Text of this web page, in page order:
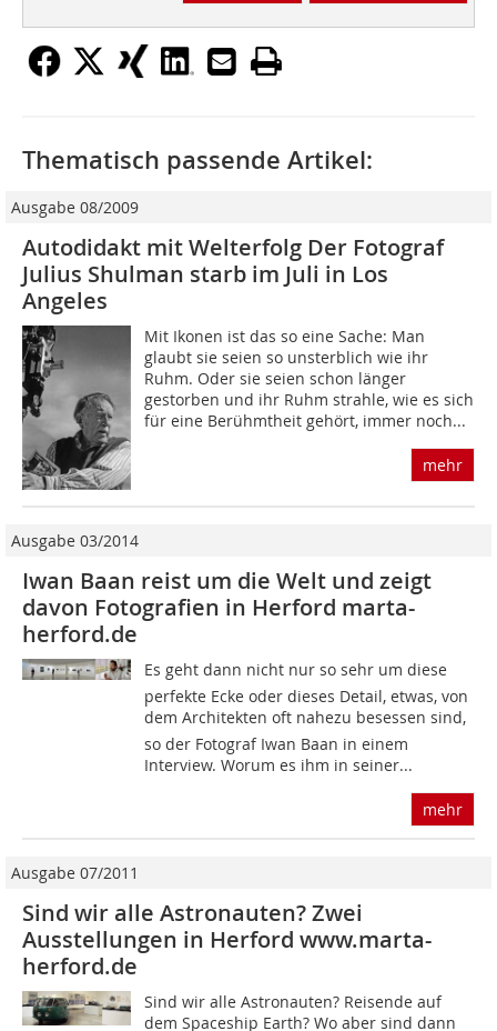
Thematisch passende Artikel:
Ausgabe 08/2009
Autodidakt mit Welterfolg Der Fotograf
Julius Shulman starb im Juli in Los
Angeles
Mit Ikonen ist das so eine Sache: Man
glaubt sie seien so unsterblich wie ihr
Ruhm. Oder sie seien schon länger
gestorben und ihr Ruhm strahle, wie es sich
für eine Berühmtheit gehört, immer noch...
mehr
Ausgabe 03/2014
Iwan Baan reist um die Welt und zeigt
davon Fotografien in Herford marta-
herford.de
Es geht dann nicht nur so sehr um diese
perfekte Ecke oder dieses Detail, etwas, von
dem Architekten oft nahezu besessen sind,
so der Fotograf Iwan Baan in einem
Interview. Worum es ihm in seiner...
mehr
Ausgabe 07/2011
Sind wir alle Astronauten? Zwei
Ausstellungen in Herford www.marta-
herford.de
Sind wir alle Astronauten? Reisende auf
dem Spaceship Earth? Wo aber sind dann